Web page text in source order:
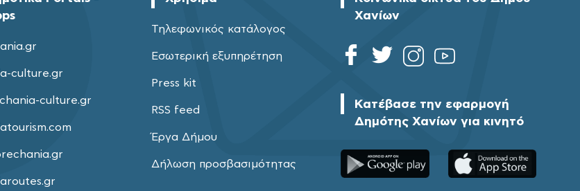
culture.gr
culture.gr
Τηλεφωνικός κατάλογος
Εσωτερική εξυπηρέτηση
Press kit
RSS feed
Έργα Δήμου
Δήλωση προσβασιμότητας
Χανίων
Κατέβασε την εφαρμογή
Δημότης Χανίων για κινητό